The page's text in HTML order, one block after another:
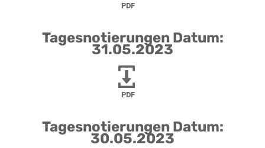
PDF
Tagesnotierungen Datum:
31.05.2023
PDF
Tagesnotierungen Datum:
30.05.2023